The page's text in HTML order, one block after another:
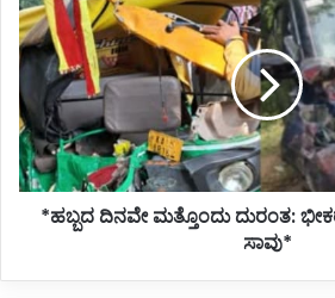
ದಿನವೇ
ಮತ್ತೊಂದು
ದುರಂತ:
ಭೀಕರ
ಅಪಘಾತದಲ್ಲಿ
ಇಬ್ಬರು
ಸಾವು*
*ಹಬ್ಬದ ದಿನವೇ ಮತ್ತೊಂದು ದುರಂತ:
ಸಾವು*